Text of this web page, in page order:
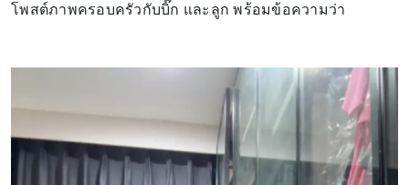
โพสต์ภาพครอบครัวกับบิ๊ก และลูก พร้อมข้อความว่า